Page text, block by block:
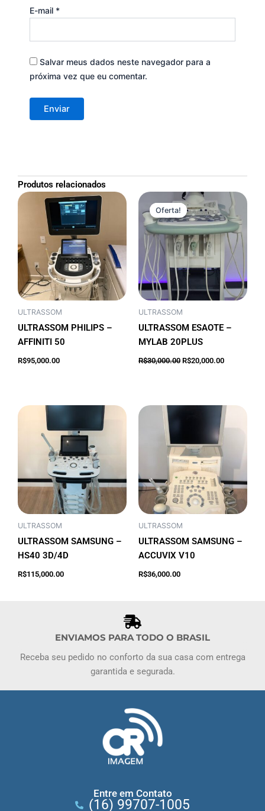
E-mail *
Salvar meus dados neste navegador para a
próxima vez que eu comentar.
Produtos relacionados
ULTRASSOM
ULTRASSOM PHILIPS –
AFFINITI 50
R$95,000.00
Oferta!
Oferta!
ULTRASSOM
ULTRASSOM ESAOTE –
MYLAB 20PLUS
R$30,000.00
O
preço
original
era:
R$30,000.00.
R$20,000.00
preço
atual
é:
ULTRASSOM
ULTRASSOM SAMSUNG –
HS40 3D/4D
R$115,000.00
ULTRASSOM
ULTRASSOM SAMSUNG –
ACCUVIX V10
R$36,000.00
ENVIAMOS PARA TODO O BRASIL
Receba seu pedido no conforto da sua casa com entrega
garantida e segurada.
Entre em Contato
(16) 99707-1005